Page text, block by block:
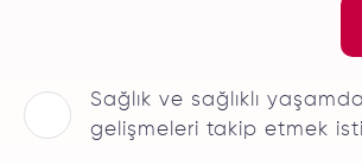
Sağlık ve sağlıklı
gelişmeleri takip etmek